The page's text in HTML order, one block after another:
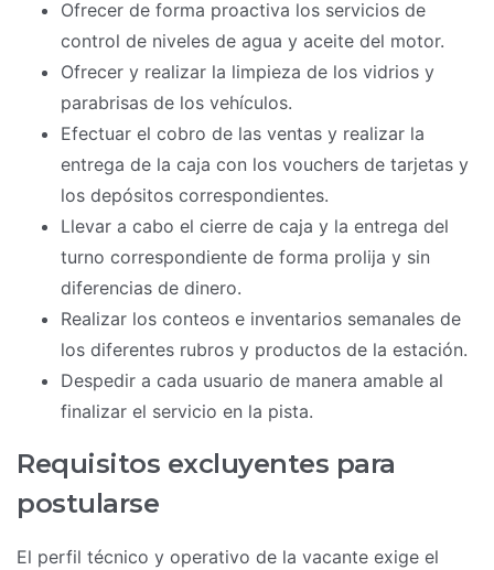
Ofrecer de forma proactiva los servicios de
control de niveles de agua y aceite del motor.
Ofrecer y realizar la limpieza de los vidrios y
parabrisas de los vehículos.
Efectuar el cobro de las ventas y realizar la
entrega de la caja con los vouchers de tarjetas y
los depósitos correspondientes.
Llevar a cabo el cierre de caja y la entrega del
turno correspondiente de forma prolija y sin
diferencias de dinero.
Realizar los conteos e inventarios semanales de
los diferentes rubros y productos de la estación.
Despedir a cada usuario de manera amable al
finalizar el servicio en la pista.
Requisitos excluyentes para
postularse
El perfil técnico y operativo de la vacante exige el